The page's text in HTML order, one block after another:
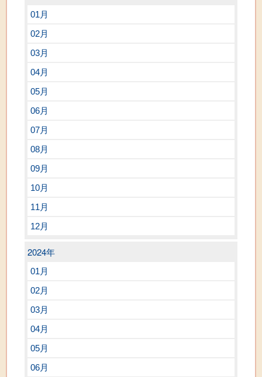
01月
02月
03月
04月
05月
06月
07月
08月
09月
10月
11月
12月
2024年
01月
02月
03月
04月
05月
06月